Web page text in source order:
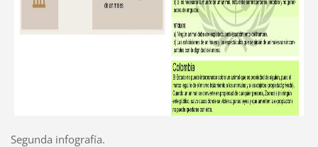
Segunda infografía.